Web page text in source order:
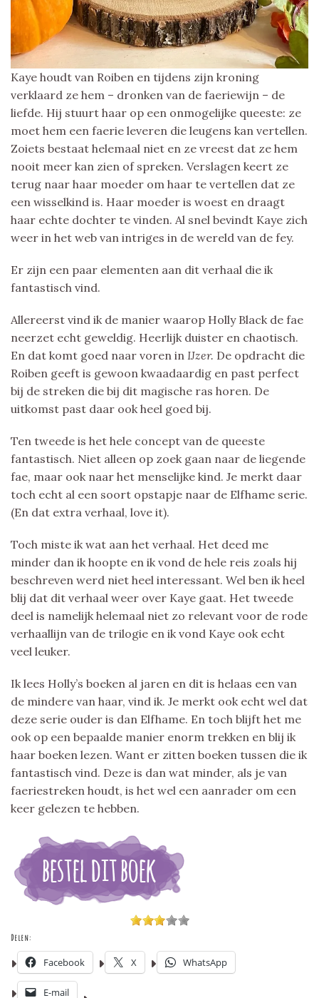
Kaye houdt van Roiben en tijdens zijn kroning
verklaard ze hem – dronken van de faeriewijn – de
liefde. Hij stuurt haar op een onmogelijke queeste: ze
moet hem een faerie leveren die leugens kan vertellen.
Zoiets bestaat helemaal niet en ze vreest dat ze hem
nooit meer kan zien of spreken. Verslagen keert ze
terug naar haar moeder om haar te vertellen dat ze
een wisselkind is. Haar moeder is woest en draagt
haar echte dochter te vinden. Al snel bevindt Kaye zich
weer in het web van intriges in de wereld van de fey.
Er zijn een paar elementen aan dit verhaal die ik
fantastisch vind.
Allereerst vind ik de manier waarop Holly Black de fae
neerzet echt geweldig. Heerlijk duister en chaotisch.
En dat komt goed naar voren in IJzer. De opdracht die
Roiben geeft is gewoon kwaadaardig en past perfect
bij de streken die bij dit magische ras horen. De
uitkomst past daar ook heel goed bij.
Ten tweede is het hele concept van de queeste
fantastisch. Niet alleen op zoek gaan naar de liegende
fae, maar ook naar het menselijke kind. Je merkt daar
toch echt al een soort opstapje naar de Elfhame serie.
(En dat extra verhaal, love it).
Toch miste ik wat aan het verhaal. Het deed me
minder dan ik hoopte en ik vond de hele reis zoals hij
beschreven werd niet heel interessant. Wel ben ik heel
blij dat dit verhaal weer over Kaye gaat. Het tweede
deel is namelijk helemaal niet zo relevant voor de rode
verhaallijn van de trilogie en ik vond Kaye ook echt
veel leuker.
Ik lees Holly’s boeken al jaren en dit is helaas een van
de mindere van haar, vind ik. Je merkt ook echt wel dat
deze serie ouder is dan Elfhame. En toch blijft het me
ook op een bepaalde manier enorm trekken en blij ik
haar boeken lezen. Want er zitten boeken tussen die ik
fantastisch vind. Deze is dan wat minder, als je van
faeriestreken houdt, is het wel een aanrader om een
keer gelezen te hebben.
Delen:
Facebook X WhatsApp
E-mail